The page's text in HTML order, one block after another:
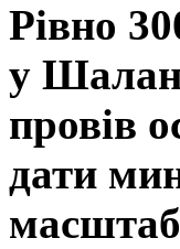
Рівно
у
провів
дати